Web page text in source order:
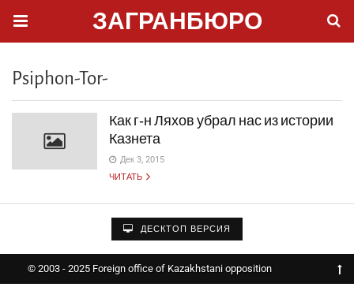
ЗАГРАНБЮРО
Psiphon-Tor-
Как г‑н Ляхов убрал нас из истории
Казнета
Дек 3, 2015
ЧИТАТЬ
ДЕСКТОП ВЕРСИЯ
© 2003 - 2025 Foreign office of Kazakhstani opposition